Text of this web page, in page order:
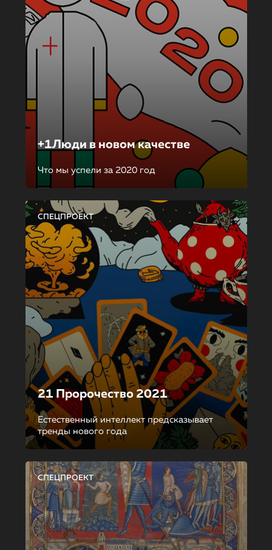
+1Люди в новом качестве
Что мы успели за 2020 год
СПЕЦПРОЕКТ
21 Пророчество 2021
Естественный интеллект предсказывает
тренды нового года
СПЕЦПРОЕКТ